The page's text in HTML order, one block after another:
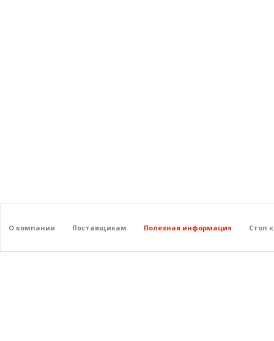
О компании Поставщикам Полезная информация Стоп